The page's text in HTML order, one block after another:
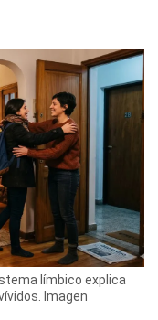
límbico explica
Imagen